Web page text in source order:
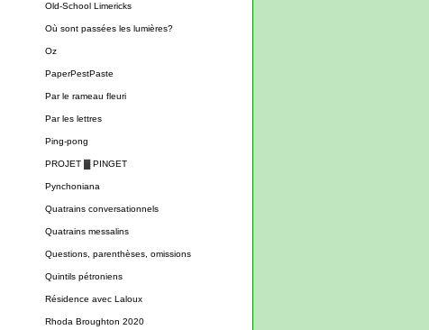
Old-School Limericks
Où sont passées les lumières?
Oz
PaperPestPaste
Par le rameau fleuri
Par les lettres
Ping-pong
PROJET ▓ PINGET
Pynchoniana
Quatrains conversationnels
Quatrains messalins
Questions, parenthèses, omissions
Quintils pétroniens
Résidence avec Laloux
Rhoda Broughton 2020